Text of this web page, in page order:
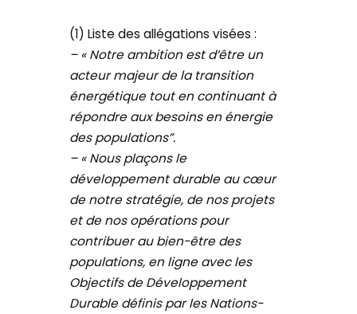
(1) Liste des allégations visées :
– « Notre ambition est d’être un
acteur majeur de la transition
énergétique tout en continuant à
répondre aux besoins en énergie
des populations”.
– « Nous plaçons le
développement durable au cœur
de notre stratégie, de nos projets
et de nos opérations pour
contribuer au bien-être des
populations, en ligne avec les
Objectifs de Développement
Durable définis par les Nations-